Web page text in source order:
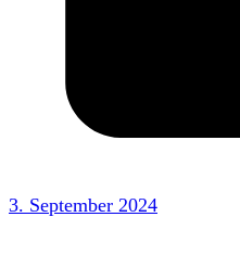
3. September 2024